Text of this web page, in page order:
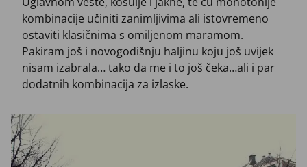
kombinacije učiniti zanimljivima ali istovremeno
ostaviti klasičnima s omiljenom maramom.
Pakiram još i novogodišnju haljinu koju još uvijek
nisam izabrala… tako da me i to još čeka…ali i par
dodatnih kombinacija za izlaske.